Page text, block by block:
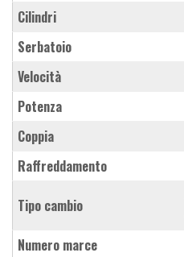
Cilindri
Serbatoio
Velocità
Potenza
Coppia
Raffreddamento
Tipo cambio
Numero marce